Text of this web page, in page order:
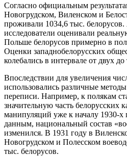
Согласно официальным
Новогрудском, Виленском и
проживали 1034,6 тыс.
исследователи оценивали
Польше белорусов примерно в
Оценки западнобелорусских
колебались в интервале от двух
Впоследствии для увеличения
использовались различные
переписи. Например, к полякам
значительную часть белорусских
манипуляций уже к началу 1930-
данным, национальный состав
изменился. В 1931 году в
Новогрудском и Полесском
тыс. белорусов.